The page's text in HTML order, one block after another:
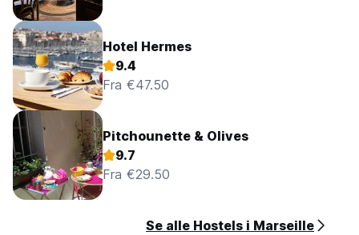
Hotel Hermes
9.4
Fra €47.50
Pitchounette & Olives
9.7
Fra €29.50
Se alle Hostels i Marseille